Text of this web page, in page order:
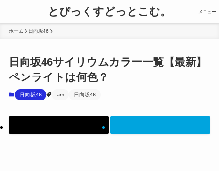
とぴっくすどっとこむ。 メニュー
ホーム 日向坂46
日向坂46サイリウムカラー一覧【最新】
ペンライトは何色？
日向坂46 am 日向坂46